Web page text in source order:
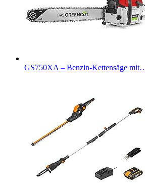
GS750XA – Benzin-Kettensäge